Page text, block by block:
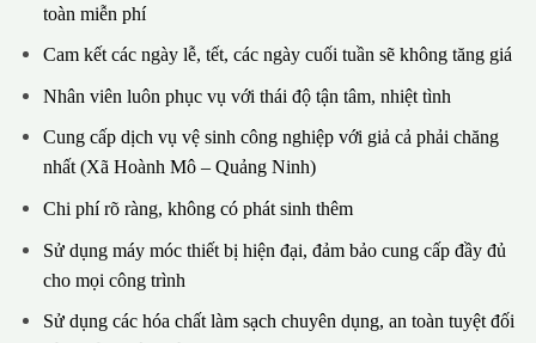
toàn miễn phí
Cam kết các ngày lễ, tết, các ngày cuối tuần sẽ không tăng giá
Nhân viên luôn phục vụ với thái độ tận tâm, nhiệt tình
Cung cấp dịch vụ vệ sinh công nghiệp với giả cả phải chăng
nhất (Xã Hoành Mô – Quảng Ninh)
Chi phí rõ ràng, không có phát sinh thêm
Sử dụng máy móc thiết bị hiện đại, đảm bảo cung cấp đầy đủ
cho mọi công trình
Sử dụng các hóa chất làm sạch chuyên dụng, an toàn tuyệt đối